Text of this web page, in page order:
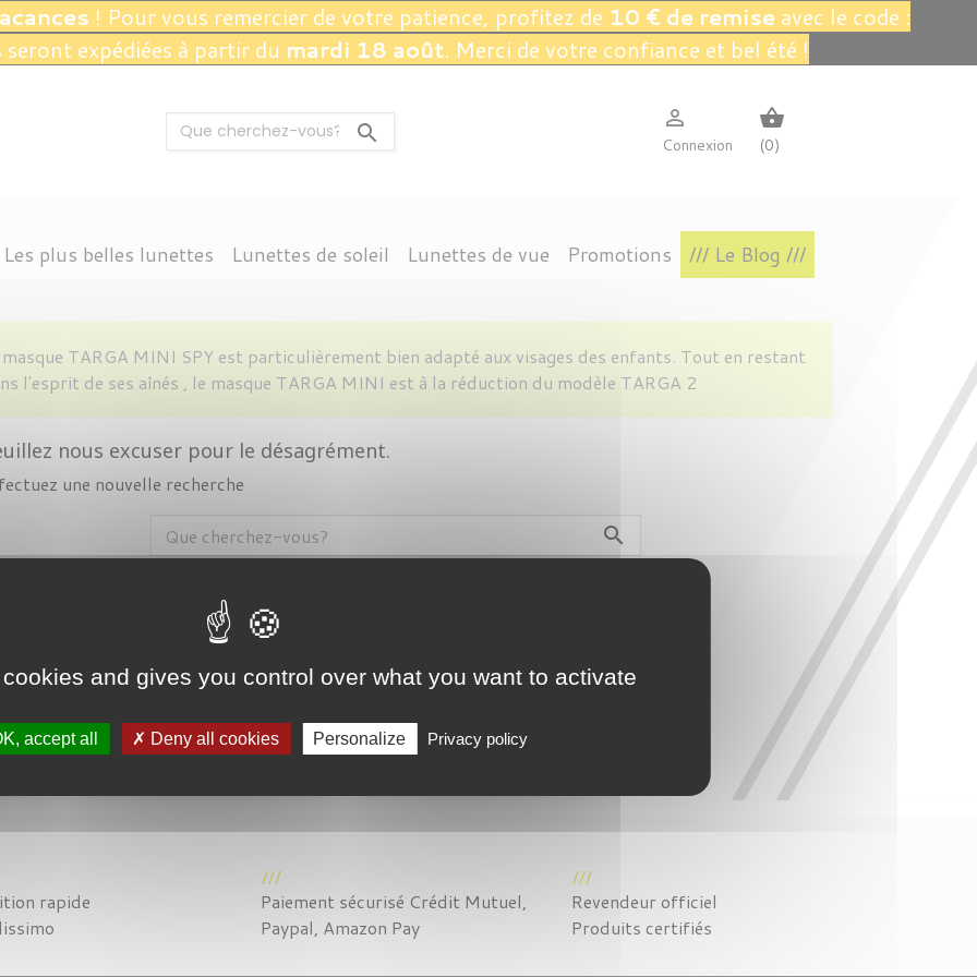
! Pour vous remercier de votre patience, profitez de 10 € de remise avec le code :
expédiées à partir du mardi 18 août. Merci de votre confiance et bel été !


Connexion
shopping_basket
(0)
OCTOGONALE CARRÉE ARRONDIE VINTAGE AVIATEUR
IRRÉGULIÈRE
3 PROTECTION INFÉRIEURE À 3 ACCESSOIRES POLARISÉS
CONDUITE NAUTISME MONTAGNE LOISIRS CONNECTÉ
Les plus belles lunettes
LASRY CHROME HEARTS ANNE & VALENTIN
Lunettes de soleil
RAY-BAN VUARNET
Lunettes de vue
THEO EYEWEAR KIRK AND KIRK JEAN NOUVEL L.A.EYEWORKS
VAVA EYEWEAR
Promotions /// Le Blog ///
masque TARGA MINI SPY est particulièrement bien adapté aux visages des enfants. Tout en restant
l'esprit de ses aînés , le masque TARGA MINI est à la réduction du modèle TARGA 2
nous excuser pour le désagrément.
une nouvelle recherche

rapide
Paiement sécurisé Crédit Mutuel,
Paypal, Amazon Pay
Revendeur officiel
Produits certifiés
and gives you control over what you want to activate
accept all Deny all cookies Personalize Privacy policy